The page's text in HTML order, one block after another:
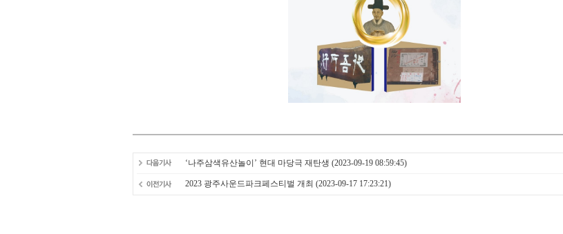
‘나주삼색유산놀이’ 현대 마당극 재탄생 (2023-09-19 08:59:45)
2023 광주사운드파크페스티벌 개최 (2023-09-17 17:23:21)